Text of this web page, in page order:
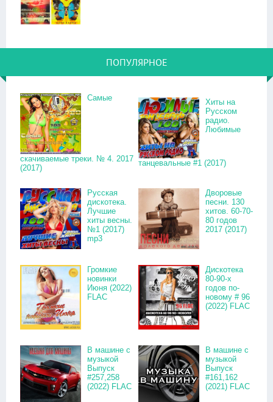
ПОПУЛЯРНОЕ
Самые
скачиваемые треки. № 4. 2017
(2017)
Хиты на
Русском
радио.
Любимые
танцевальные #1 (2017)
Русская
дискотека.
Лучшие
хиты весны.
№1 (2017)
mp3
Дворовые
песни. 130
хитов. 60-70-
80 годов
2017 (2017)
Громкие
новинки
Июня (2022)
FLAC
Дискотека
80-90-х
годов по-
новому # 96
(2022) FLAC
В машине с
музыкой
Выпуск
#257,258
(2022) FLAC
В машине с
музыкой
Выпуск
#161,162
(2021) FLAC